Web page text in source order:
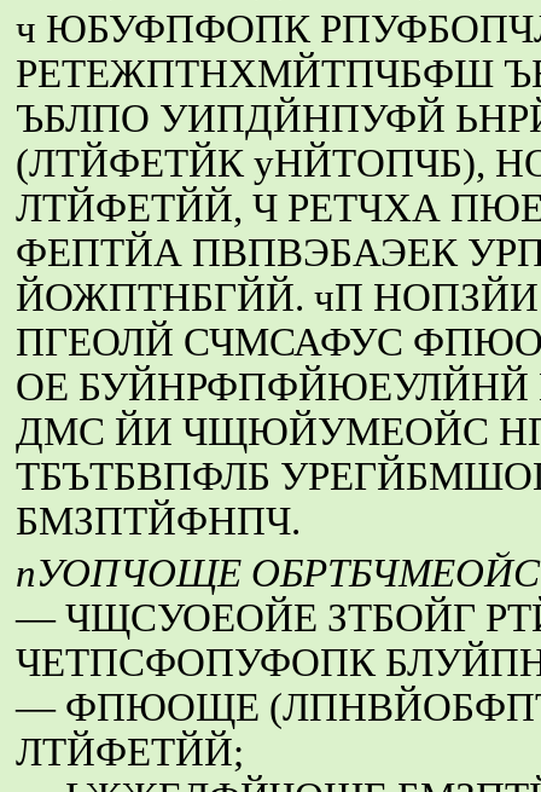
ч ЮБУФПФОПК
РЕТЕЖПТНХМЙТПЧБФШ
ЪБЛПО УИПДЙНПУФЙ
(ЛТЙФЕТЙК уНЙТОПЧБ),
ЛТЙФЕТЙЙ, Ч РЕТЧХА
ФЕПТЙА ПВПВЭБАЭЕК
ЙОЖПТНБГЙЙ. чП
ПГЕОЛЙ СЧМСАФУС
ОЕ
ДМС ЙИ ЧЩЮЙУМЕОЙС
ТБЪТБВПФЛБ
БМЗПТЙФНПЧ.
пУОПЧОЩЕ
— ЧЩСУОЕОЙЕ ЗТБОЙГ
ЧЕТПСФОПУФОПК
— ФПЮОЩЕ
ЛТЙФЕТЙЙ;